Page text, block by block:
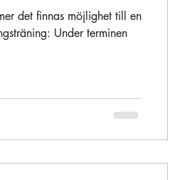
det finnas möjlighet till en
Under terminen